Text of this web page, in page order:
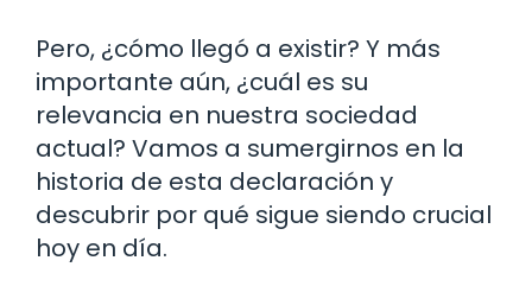
Pero, ¿cómo llegó a existir? Y más
importante aún, ¿cuál es su
relevancia en nuestra sociedad
actual? Vamos a sumergirnos en la
historia de esta declaración y
descubrir por qué sigue siendo crucial
hoy en día.